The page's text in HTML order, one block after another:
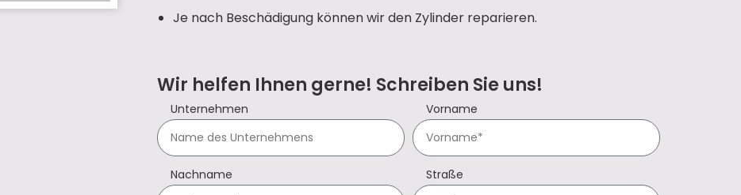
Je nach Beschädigung können wir den Zylinder reparieren.
Wir helfen Ihnen gerne! Schreiben Sie uns!
Unternehmen Vorname
Nachname Straße